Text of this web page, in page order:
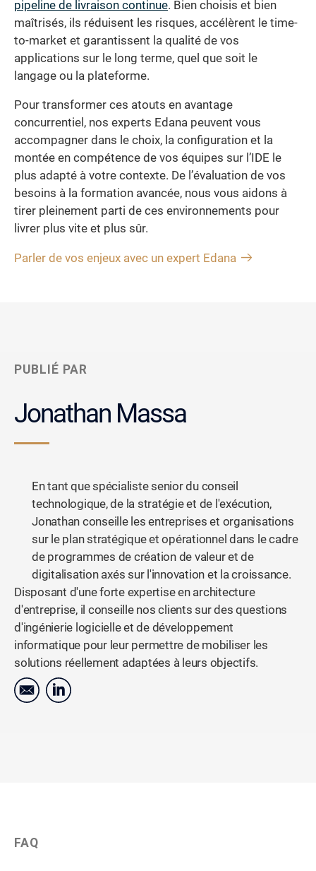
pipeline de livraison continue. Bien choisis et bien
maîtrisés, ils réduisent les risques, accélèrent le time-
to-market et garantissent la qualité de vos
applications sur le long terme, quel que soit le
langage ou la plateforme.
Pour transformer ces atouts en avantage
concurrentiel, nos experts Edana peuvent vous
accompagner dans le choix, la configuration et la
montée en compétence de vos équipes sur l’IDE le
plus adapté à votre contexte. De l’évaluation de vos
besoins à la formation avancée, nous vous aidons à
tirer pleinement parti de ces environnements pour
livrer plus vite et plus sûr.
Parler de vos enjeux avec un expert Edana
PUBLIÉ PAR
Jonathan Massa
En tant que spécialiste senior du conseil
technologique, de la stratégie et de l'exécution,
Jonathan conseille les entreprises et organisations
sur le plan stratégique et opérationnel dans le cadre
de programmes de création de valeur et de
digitalisation axés sur l'innovation et la croissance.
Disposant d'une forte expertise en architecture
d'entreprise, il conseille nos clients sur des questions
d'ingénierie logicielle et de développement
informatique pour leur permettre de mobiliser les
solutions réellement adaptées à leurs objectifs.
FAQ